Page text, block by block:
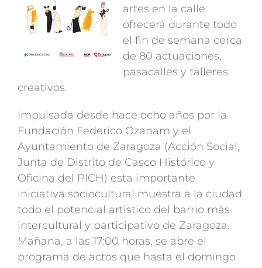
artes en la calle
ofrecerá durante todo
el fin de semana cerca
de 80 actuaciones,
pasacalles y talleres
creativos.
Impulsada desde hace ocho años por la
Fundación Federico Ozanam y el
Ayuntamiento de Zaragoza (Acción Social,
Junta de Distrito de Casco Histórico y
Oficina del PICH) esta importante
iniciativa sociocultural muestra a la ciudad
todo el potencial artístico del barrio más
intercultural y participativo de Zaragoza.
Mañana, a las 17:00 horas, se abre el
programa de actos que hasta el domingo